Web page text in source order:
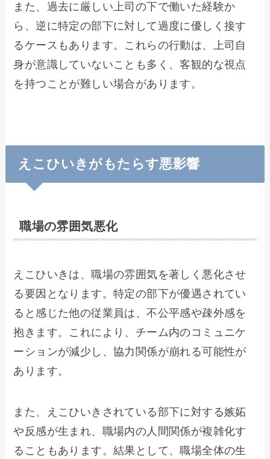
また、過去に厳しい上司の下で働いた経験か
ら、逆に特定の部下に対して過度に優しく接す
るケースもあります。これらの行動は、上司自
身が意識していないことも多く、客観的な視点
を持つことが難しい場合があります。
えこひいきがもたらす悪影響
職場の雰囲気悪化
えこひいきは、職場の雰囲気を著しく悪化させ
る要因となります。特定の部下が優遇されてい
ると感じた他の従業員は、不公平感や疎外感を
抱きます。これにより、チーム内のコミュニケ
ーションが減少し、協力関係が崩れる可能性が
あります。
また、えこひいきされている部下に対する嫉妬
や反感が生まれ、職場内の人間関係が複雑化す
ることもあります。結果として、職場全体の生